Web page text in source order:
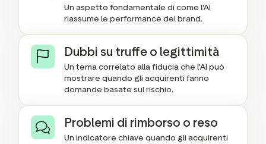
Un aspetto fondamentale di come l'AI
riassume le performance del brand.
Dubbi su truffe o legittimità
Un tema correlato alla fiducia che l'AI può
mostrare quando gli acquirenti fanno
domande basate sul rischio.
Problemi di rimborso o reso
Un indicatore chiave quando gli acquirenti